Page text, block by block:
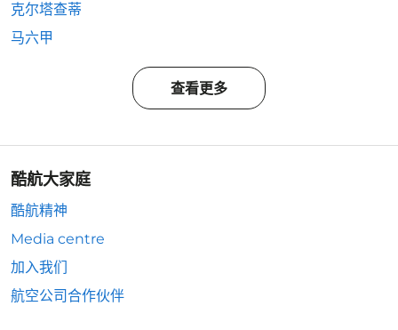
克尔塔查蒂
马六甲
查看更多
酷航大家庭
酷航精神
Media centre
加入我们
航空公司合作伙伴